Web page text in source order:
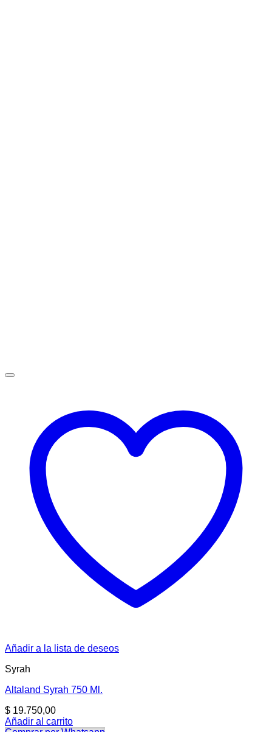
Añadir a la lista de deseos
Syrah
Altaland Syrah 750 Ml.
$ 19.750,00
Añadir al carrito